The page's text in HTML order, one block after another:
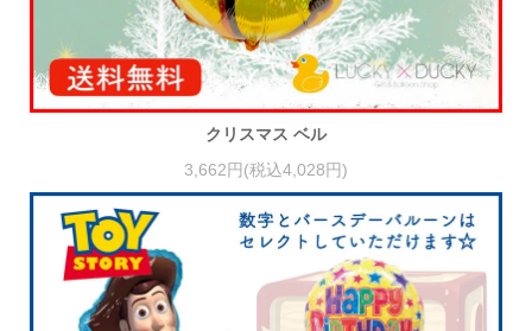
クリスマス ベル
3,662円(税込4,028円)